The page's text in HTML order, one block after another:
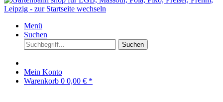
Menü
Suchen
Suchen
Mein Konto
Warenkorb 0 0,00 € *